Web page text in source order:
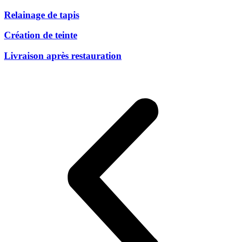
Relainage de tapis
Création de teinte
Livraison après restauration